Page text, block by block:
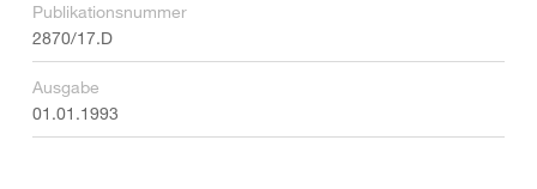
Publikationsnummer
2870/17.D
Ausgabe
01.01.1993